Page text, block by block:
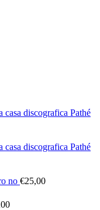
casa discografica Pathé
casa discografica Pathé
no €25,00